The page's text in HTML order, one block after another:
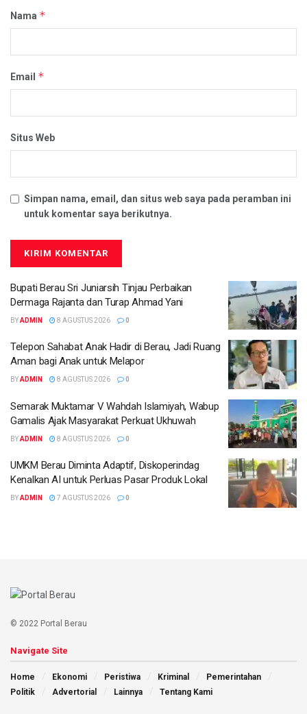
Nama *
Email *
Situs Web
Simpan nama, email, dan situs web saya pada peramban ini
untuk komentar saya berikutnya.
Bupati Berau Sri Juniarsih Tinjau Perbaikan
Dermaga Rajanta dan Turap Ahmad Yani
BYADMIN 8 AGUSTUS 2026 0
Telepon Sahabat Anak Hadir di Berau, Jadi Ruang
Aman bagi Anak untuk Melapor
BYADMIN 8 AGUSTUS 2026 0
Semarak Muktamar V Wahdah Islamiyah, Wabup
Gamalis Ajak Masyarakat Perkuat Ukhuwah
BYADMIN 8 AGUSTUS 2026 0
UMKM Berau Diminta Adaptif, Diskoperindag
Kenalkan AI untuk Perluas Pasar Produk Lokal
BYADMIN 7 AGUSTUS 2026 0
© 2022 Portal Berau
Navigate Site
Home Ekonomi Peristiwa Kriminal
Pemerintahan
Politik
Advertorial Lainnya Tentang Kami